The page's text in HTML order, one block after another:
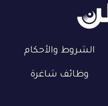
الشروط والأحكام
وظائف شاغرة